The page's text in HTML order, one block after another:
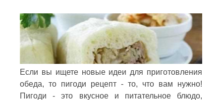
Если вы ищете новые идеи для приготовления
обеда, то пигоди рецепт - то, что вам нужно!
Пигоди - это вкусное и питательное блюдо,